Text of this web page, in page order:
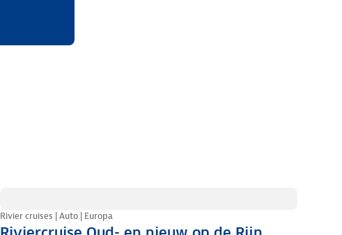
Rivier cruises | Auto | Europa